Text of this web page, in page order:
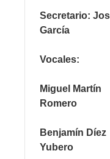
Secretario:
García
Vocales:
Miguel Martín
Romero
Benjamín Díez
Yubero